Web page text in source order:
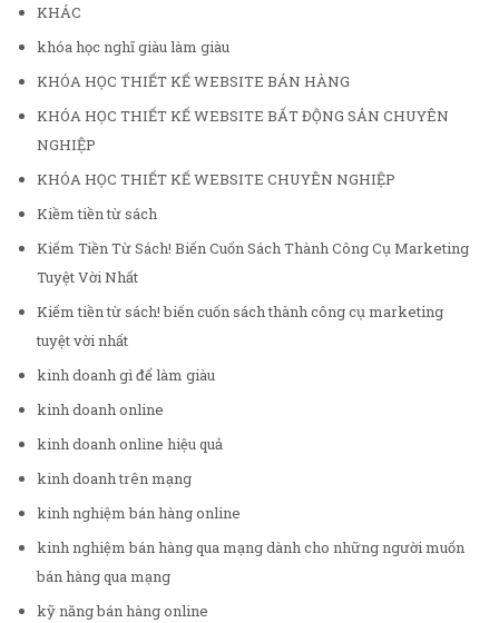
KHÁC
khóa học nghĩ giàu làm giàu
KHÓA HỌC THIẾT KẾ WEBSITE BÁN HÀNG
KHÓA HỌC THIẾT KẾ WEBSITE BẤT ĐỘNG SẢN CHUYÊN
NGHIỆP
KHÓA HỌC THIẾT KẾ WEBSITE CHUYÊN NGHIỆP
Kiềm tiền từ sách
Kiếm Tiền Từ Sách! Biến Cuốn Sách Thành Công Cụ Marketing
Tuyệt Vời Nhất
Kiếm tiền từ sách! biến cuốn sách thành công cụ marketing
tuyệt vời nhất
kinh doanh gì để làm giàu
kinh doanh online
kinh doanh online hiệu quả
kinh doanh trên mạng
kinh nghiệm bán hàng online
kinh nghiệm bán hàng qua mạng dành cho những người muốn
bán hàng qua mạng
kỹ năng bán hàng online